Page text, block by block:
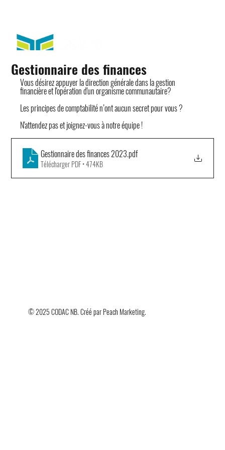
Gestionnaire des finances
Vous désirez appuyer la direction générale dans la gestion
financière et l'opération d'un organisme communautaire?
Les principes de comptabilité n’ont aucun secret pour vous ?
N'attendez pas et joignez-vous à notre équipe !
Gestionnaire des finances 2023.pdf
Télécharger PDF • 474KB
© 2025 CODAC NB. Créé parPeach Marketing.